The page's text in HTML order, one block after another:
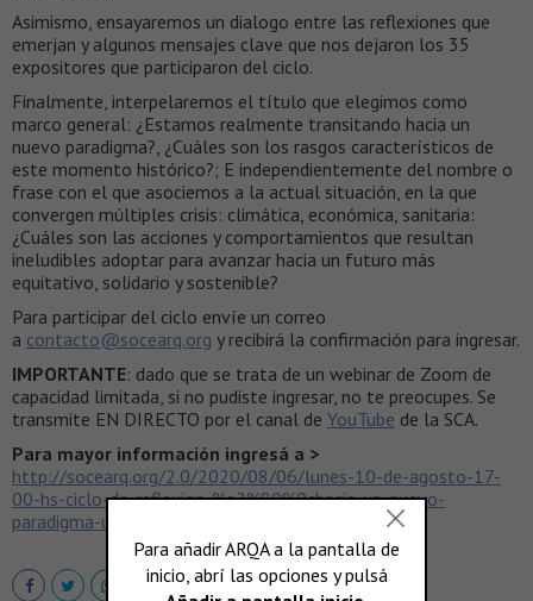
Asimismo, ensayaremos un dialogo entre las reflexiones que
emerjan y algunos mensajes clave que nos dejaron los 35
expositores que participaron del ciclo.
Finalmente, interpelaremos el título que elegimos como
marco general: ¿Estamos realmente transitando hacia un
nuevo paradigma?, ¿Cuáles son los rasgos característicos de
este momento histórico?; E independientemente del nombre o
frase con el que asociemos a la actual situación, en la que
convergen múltiples crisis: climática, económica, sanitaria:
¿Cuáles son las acciones y comportamientos que resultan
ineludibles adoptar para avanzar hacia un futuro más
equitativo, solidario y sostenible?
Para participar del ciclo envíe un correo
a contacto@socearq.org y recibirá la confirmación para ingresar.
IMPORTANTE: dado que se trata de un webinar de Zoom de
capacidad limitada, si no pudiste ingresar, no te preocupes. Se
transmite EN DIRECTO por el canal de YouTube de la SCA.
Para mayor información ingresá a >
http://socearq.org/2.0/2020/08/06/lunes-10-de-agosto-17-
00-hs-ciclo-de-reflexion-%e2%80%9chacia-un-nuevo-
paradigma-urbano/